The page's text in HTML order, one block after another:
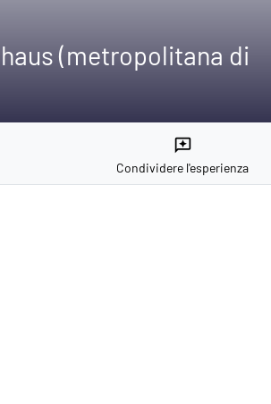
(metropolitana di
reviews
Condividere l'esperienza